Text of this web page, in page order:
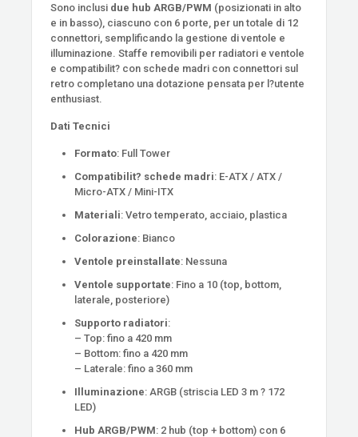
Sono inclusi due hub ARGB/PWM (posizionati in alto
e in basso), ciascuno con 6 porte, per un totale di 12
connettori, semplificando la gestione di ventole e
illuminazione. Staffe removibili per radiatori e ventole
e compatibilit? con schede madri con connettori sul
retro completano una dotazione pensata per l?utente
enthusiast.
Dati Tecnici
Formato: Full Tower
Compatibilit? schede madri: E-ATX / ATX /
Micro-ATX / Mini-ITX
Materiali: Vetro temperato, acciaio, plastica
Colorazione: Bianco
Ventole preinstallate: Nessuna
Ventole supportate: Fino a 10 (top, bottom,
laterale, posteriore)
Supporto radiatori:
– Top: fino a 420 mm
– Bottom: fino a 420 mm
– Laterale: fino a 360 mm
Illuminazione: ARGB (striscia LED 3 m ? 172
LED)
Hub ARGB/PWM: 2 hub (top + bottom) con 6